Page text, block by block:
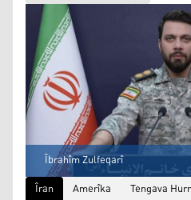
Îbrahîm Zulfeqarî
Îran
Amerîka Tengava